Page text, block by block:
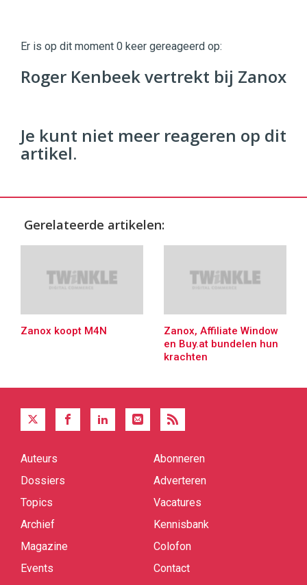
|
Digital
Commercehttps://twinklemagazine.nl
Er is op dit moment 0 keer gereageerd op:
Roger Kenbeek vertrekt bij Zanox
Je kunt niet meer reageren op dit
artikel.
Gerelateerde artikelen:
Zanox koopt M4N
Zanox, Affiliate Window
en Buy.at bundelen hun
krachten
Quick
Auteurs
Dossiers
Topics
Archief
Magazine
Events
Abonneren
Adverteren
Vacatures
Kennisbank
Colofon
Contact